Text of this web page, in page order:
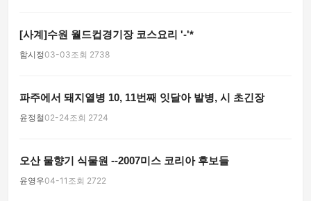
[사계]수원 월드컵경기장 코스요리 '-'*
함시정03-03조회 2738
파주에서 돼지열병 10, 11번째 잇달아 발병, 시 초긴장
윤정철02-24조회 2724
오산 물향기 식물원 --2007미스 코리아 후보들
윤영우04-11 조회 2722